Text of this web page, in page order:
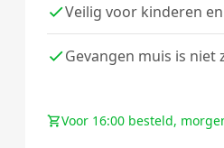
Veilig voor kinderen
Gevangen muis is niet
Voor 16:00 besteld,